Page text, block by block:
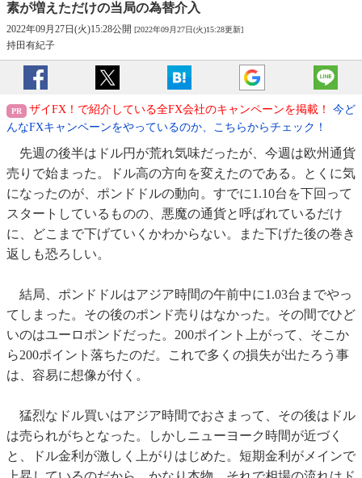
素が増えただけの当局の為替介入
2022年09月27日(火)15:28公開 [2022年09月27日(火)15:28更新]
持田有紀子
ザイFX！で紹介している全FX会社のキャンペーンを掲載！
今ど
んなFXキャンペーンをやっているのか、こちらからチェック！
先週の後半はドル円が荒れ気味だったが、今週は欧州通貨
売りで始まった。ドル高の方向を変えたのである。とくに気
になったのが、ポンドドルの動向。すでに1.10台を下回って
スタートしているものの、悪魔の通貨と呼ばれているだけ
に、どこまで下げていくかわからない。また下げた後の巻き
返しも恐ろしい。
結局、ポンドドルはアジア時間の午前中に1.03台までやっ
てしまった。その後のポンド売りはなかった。その間でひど
いのはユーロポンドだった。200ポイント上がって、そこか
ら200ポイント落ちたのだ。これで多くの損失が出たろう事
は、容易に想像が付く。
猛烈なドル買いはアジア時間でおさまって、その後はドル
は売られがちとなった。しかしニューヨーク時間が近づく
と、ドル金利が激しく上がりはじめた。短期金利がメインで